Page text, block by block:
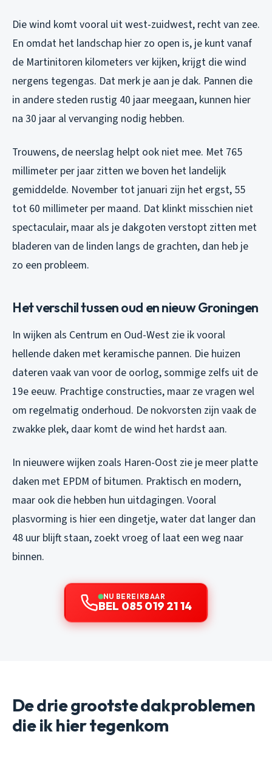
Die wind komt vooral uit west-zuidwest, recht van zee.
En omdat het landschap hier zo open is, je kunt vanaf
de Martinitoren kilometers ver kijken, krijgt die wind
nergens tegengas. Dat merk je aan je dak. Pannen die
in andere steden rustig 40 jaar meegaan, kunnen hier
na 30 jaar al vervanging nodig hebben.
Trouwens, de neerslag helpt ook niet mee. Met 765
millimeter per jaar zitten we boven het landelijk
gemiddelde. November tot januari zijn het ergst, 55
tot 60 millimeter per maand. Dat klinkt misschien niet
spectaculair, maar als je dakgoten verstopt zitten met
bladeren van de linden langs de grachten, dan heb je
zo een probleem.
Het verschil tussen oud en nieuw Groningen
In wijken als Centrum en Oud-West zie ik vooral
hellende daken met keramische pannen. Die huizen
dateren vaak van voor de oorlog, sommige zelfs uit de
19e eeuw. Prachtige constructies, maar ze vragen wel
om regelmatig onderhoud. De nokvorsten zijn vaak de
zwakke plek, daar komt de wind het hardst aan.
In nieuwere wijken zoals Haren-Oost zie je meer platte
daken met EPDM of bitumen. Praktisch en modern,
maar ook die hebben hun uitdagingen. Vooral
plasvorming is hier een dingetje, water dat langer dan
48 uur blijft staan, zoekt vroeg of laat een weg naar
binnen.
NU BEREIKBAAR
BEL 085 019 21 14
De drie grootste dakproblemen
die ik hier tegenkom